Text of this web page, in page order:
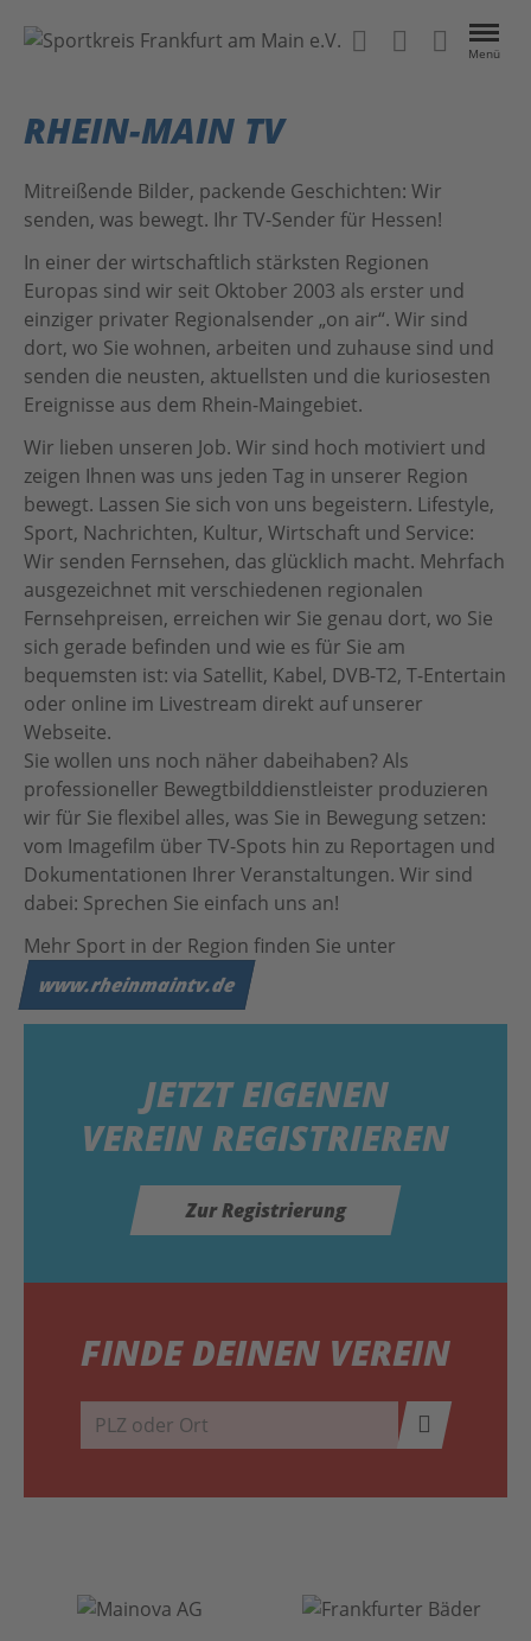
Menü
VEREINE
EVENTS
NEWS
ÜBER UNS
Das Projekt
Anleitung
#BeActive FrankfurtRheinMain
MainSport APP
Botschafter:innen
Team
Partner
Partnersportkreise
AGB
Downloads
Kontakt
Home
Datenschutz
Impressum
Für Vereine
RHEIN-MAIN TV
Mitreißende Bilder, packende Geschichten: Wir
senden, was bewegt. Ihr TV-Sender für Hessen!
In einer der wirtschaftlich stärksten Regionen
Europas sind wir seit Oktober 2003 als erster und
einziger privater Regionalsender „on air“. Wir sind
dort, wo Sie wohnen, arbeiten und zuhause sind und
senden die neusten, aktuellsten und die kuriosesten
Ereignisse aus dem Rhein-Maingebiet.
Wir lieben unseren Job. Wir sind hoch motiviert und
zeigen Ihnen was uns jeden Tag in unserer Region
bewegt. Lassen Sie sich von uns begeistern. Lifestyle,
Sport, Nachrichten, Kultur, Wirtschaft und Service:
Wir senden Fernsehen, das glücklich macht. Mehrfach
ausgezeichnet mit verschiedenen regionalen
Fernsehpreisen, erreichen wir Sie genau dort, wo Sie
sich gerade befinden und wie es für Sie am
bequemsten ist: via Satellit, Kabel, DVB-T2, T-Entertain
oder online im Livestream direkt auf unserer
Webseite.
Sie wollen uns noch näher dabeihaben? Als
professioneller Bewegtbilddienstleister produzieren
wir für Sie flexibel alles, was Sie in Bewegung setzen:
vom Imagefilm über TV-Spots hin zu Reportagen und
Dokumentationen Ihrer Veranstaltungen. Wir sind
dabei: Sprechen Sie einfach uns an!
Mehr Sport in der Region finden Sie unter
www.rheinmaintv.de
JETZTEIGENEN
VEREIN REGISTRIEREN
Zur Registrierung
FINDE DEINEN VEREIN